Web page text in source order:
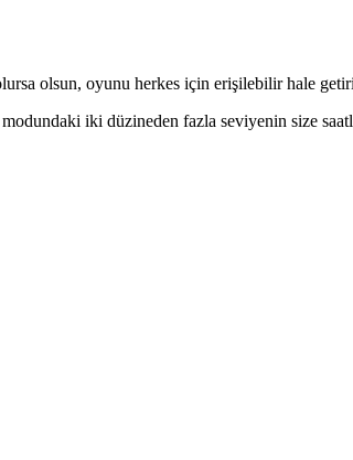
olsun, oyunu herkes için erişilebilir hale
iki düzineden fazla seviyenin size